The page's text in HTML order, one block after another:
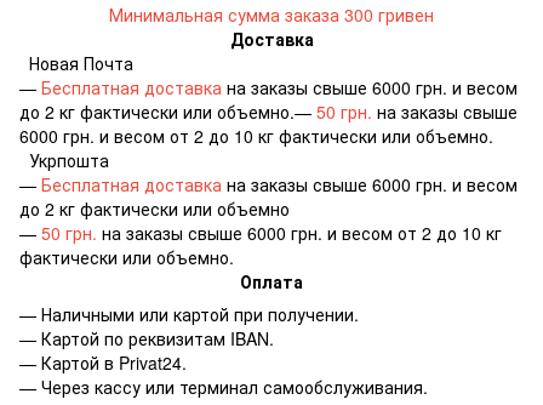
Минимальная сумма заказа 300 гривен
Доставка
Новая Почта
— Бесплатная доставка на заказы свыше 6000 грн. и весом
до 2 кг фактически или объемно.— 50 грн. на заказы свыше
6000 грн. и весом от 2 до 10 кг фактически или объемно.
Укрпошта
— Бесплатная доставка на заказы свыше 6000 грн. и весом
до 2 кг фактически или объемно
— 50 грн. на заказы свыше 6000 грн. и весом от 2 до 10 кг
фактически или объемно.
Оплата
— Наличными или картой при получении.
— Картой по реквизитам IBAN.
— Картой в Privat24.
— Через кассу или терминал самообслуживания.